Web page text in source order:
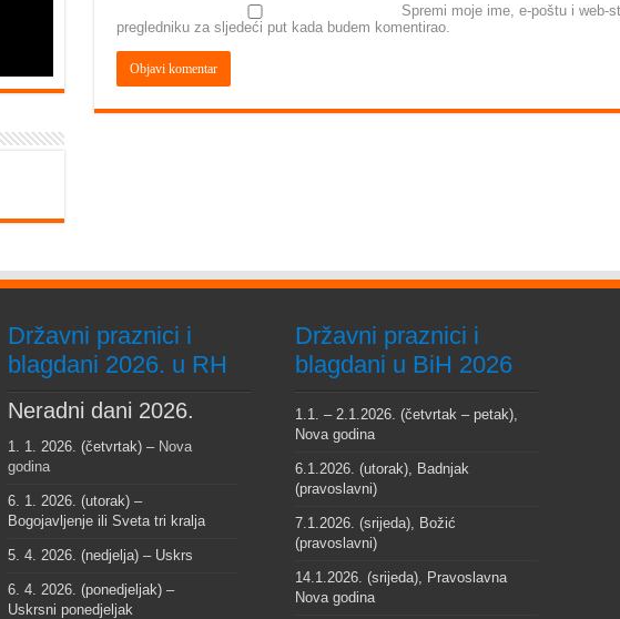
Spremi moje ime, e-poštu i web-
pregledniku za sljedeći put kada budem komentirao.
Državni praznici i
blagdani 2026. u RH
Neradni dani 2026.
1. 1. 2026. (četvrtak) – Nova
godina
6. 1. 2026. (utorak) –
Bogojavljenje ili Sveta tri kralja
5. 4. 2026. (nedjelja) – Uskrs
6. 4. 2026. (ponedjeljak) –
Uskrsni ponedjeljak
Državni praznici i
blagdani u BiH 2026
1.1. – 2.1.2026. (četvrtak – petak),
Nova godina
6.1.2026. (utorak), Badnjak
(pravoslavni)
7.1.2026. (srijeda), Božić
(pravoslavni)
14.1.2026. (srijeda), Pravoslavna
Nova godina